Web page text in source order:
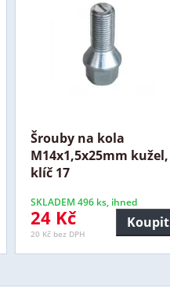
Šrouby na kola
M14x1,5x25mm kužel,
klíč 17
SKLADEM 496 ks, ihned
24 Kč
20 Kč bez DPH
Koupit